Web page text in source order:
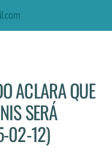
ACLARA QUE
SERÁ
02-12)